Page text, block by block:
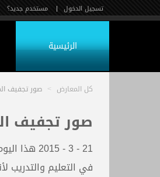
تسجيل الدخول | مستخدم جديد؟
الرئيسية
كل المعارض > صور تجفيف
صور تجفيف
21 - 3 -
في التعليم والتدريب